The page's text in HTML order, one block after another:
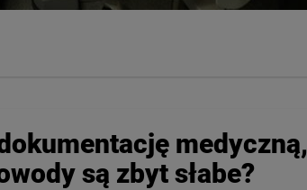
medyczną,
są zbyt słabe?